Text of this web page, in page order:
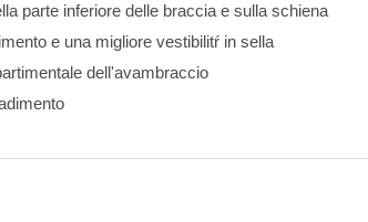
parte inferiore delle braccia e sulla schiena
e una migliore vestibilitŕ in sella
dell'avambraccio